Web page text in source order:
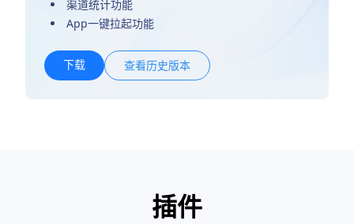
渠道统计功能
App一键拉起功能
下载 查看历史版本
插件